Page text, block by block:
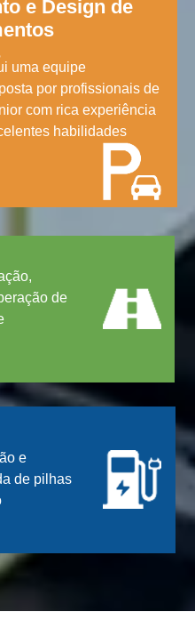
e Design de
uma equipe
por profissionais de
com rica experiência
habilidades
de
e
de pilhas